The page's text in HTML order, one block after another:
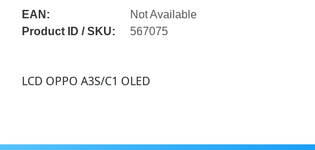
EAN:
Not Available
Product ID / SKU:
567075
LCD OPPO A3S/C1 OLED